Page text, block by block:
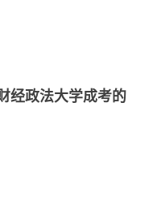
政法大学成考的